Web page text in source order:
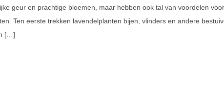
geur en prachtige bloemen, maar hebben ook tal van voordelen
Ten eerste trekken lavendelplanten bijen, vlinders en andere
[…]